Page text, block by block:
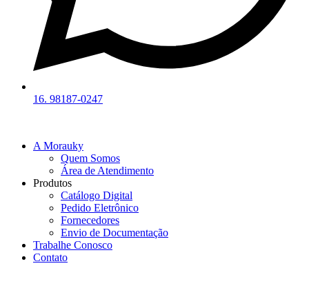
16. 98187-0247
A Morauky
Quem Somos
Área de Atendimento
Produtos
Catálogo Digital
Pedido Eletrônico
Fornecedores
Envio de Documentação
Trabalhe Conosco
Contato